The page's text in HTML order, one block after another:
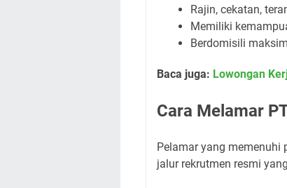
Rajin, cekatan,
Memiliki
Berdomisili
Baca juga: Lowongan
Cara Melamar
Pelamar yang memenuhi
jalur rekrutmen resmi